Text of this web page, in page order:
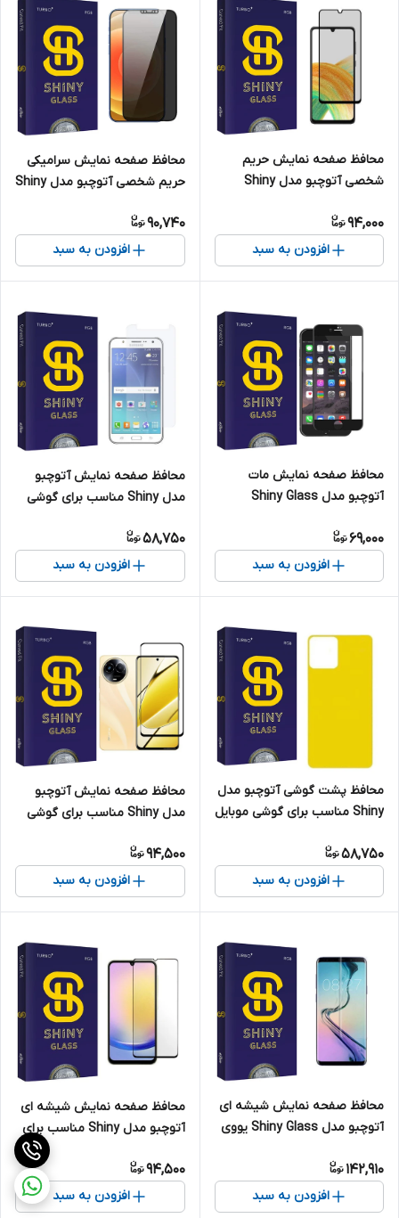
محافظ صفحه نمایش حریم
شخصی آتوچبو مدل Shiny
سامسونگ Galaxy A33 5G
94,000
افزودن به سبد
محافظ صفحه نمایش سرامیکی
حریم شخصی آتوچبو مدل Shiny
اپل iPhone 13
90,740
افزودن به سبد
محافظ صفحه نمایش مات
آتوچبو مدل Shiny Glass
Iphone 6s
69,000
افزودن به سبد
محافظ صفحه نمایش آتوچبو
مدل Shiny مناسب برای گوشی
58,750
افزودن به سبد
محافظ پشت گوشی آتوچبو مدل
Shiny مناسب برای گوشی موبایل
58,750
افزودن به سبد
محافظ صفحه نمایش آتوچبو
مدل Shiny مناسب برای گوشی
94,500
افزودن به سبد
محافظ صفحه نمایش شیشه ای
آتوچبو مدل Shiny Glass یووی
سامسونگ Galaxy S9
142,910
افزودن به سبد
محافظ صفحه نمایش شیشه ای
آتوچبو مدل Shiny مناسب برای
گوشی موبایل سامسونگ Galaxy
A24/A25/A15/A15 5G
94,500
افزودن به سبد